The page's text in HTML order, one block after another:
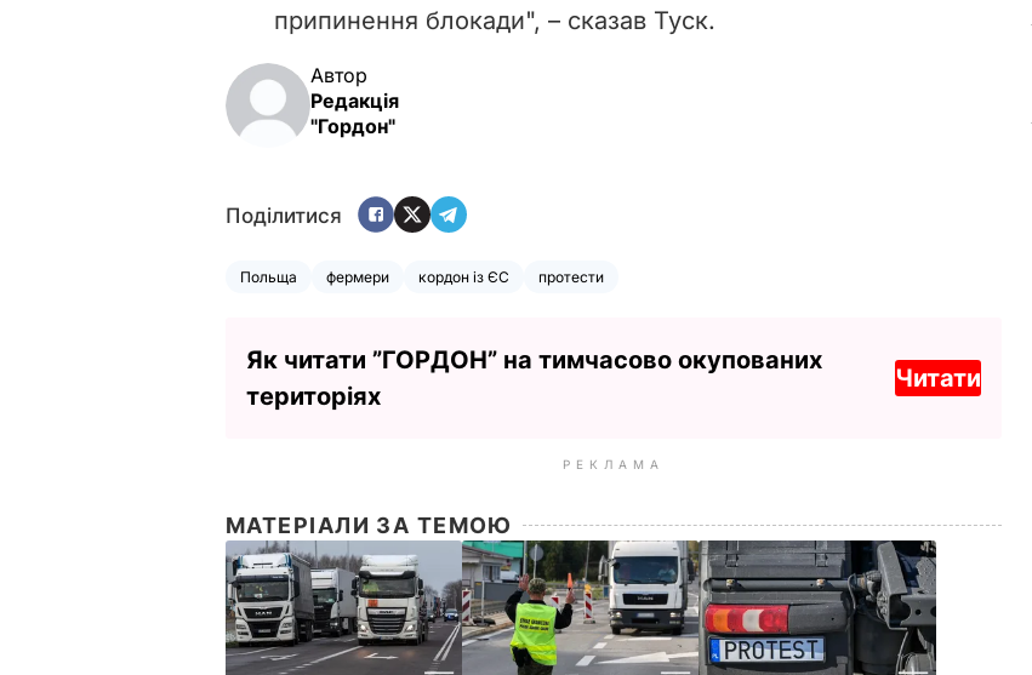
припинення блокади", – сказав Туск.
Автор
Редакція
"Гордон"
Поділитися
Польща фермери кордон із ЄС протести
Як читати ”ГОРДОН” на тимчасово окупованих
територіях
Читати
РЕКЛАМА
МАТЕРІАЛИ ЗА ТЕМОЮ